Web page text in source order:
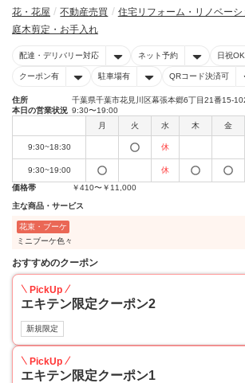
花・花屋 不動産売買
住宅リフォーム・リノベーシ
庭木剪定・お手入れ
配達・デリバリー対応 ネット予約 日祝OK
クーポン有 駐車場有 QRコード決済可
住所
千葉県千葉市花見川区幕張本郷6丁目21番15-
本日の営業状況 9:30〜19:00
月
火 水 木 金
9:30~18:30 休
9:30~19:00
休
価格帯
￥410〜￥11,000
主な商品・サービス
花束・ブーケ
ミニブーケ色々
おすすめのクーポン
PickUp
エキテン限定クーポン2
新規限定
PickUp
エキテン限定クーポン1